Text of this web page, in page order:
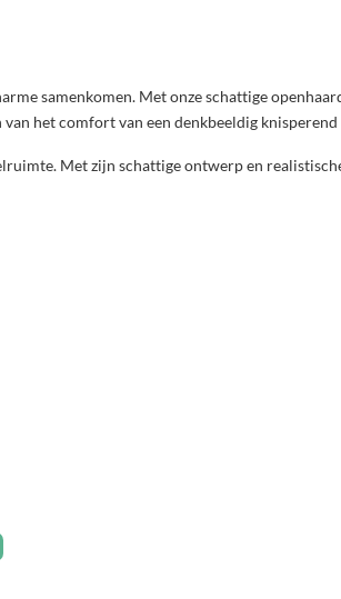
samenkomen. Met onze schattige
het comfort van een denkbeeldig
Met zijn schattige ontwerp en